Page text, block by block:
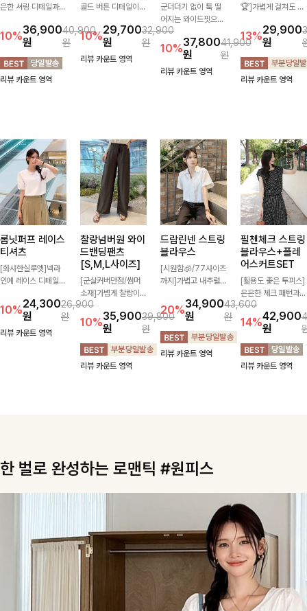
은한 셔링 디테일과
사랑스러운 무드를 완
성해주는 원피스🤍
허리 스모크 밴딩이
슬림한 실루엣을 연출
해주며, 자연스럽게
10%36,900
원
40,900
원
리뷰 카운트 영역
골드 버튼 디테일이
주는 니트입니다. 세
로 골지 짜임이 슬림
한 실루엣을 연출해
10%29,700
원
32,900
원
리뷰 카운트 영역
군더더기 없이 툭 떨
어지는 와이드핏으로
세련된 실루엣을 완성
해주는 슬랙스입니다.
깔끔한 디자인과 롱한
기장감으로 다리가 길
10%37,800
원
41,900
원
리뷰 카운트 영역
🏆]가볍게 걸쳐도 살
감, 여름에 딱 맞는 코
튼 셔츠❤️ 여유 있는
핏과 스트라이프 패
턴, 자연스러운 실루
엣으로 데일리 코디에
13%29,900
원
리뷰 카운트 영역
롬닛퍼프 레이스
티셔츠
[화사한실루엣]넥라
인에 레이스 디테일로
더했으며 풍성한 퍼프
소매로 군살을 숨겨주
는 동시에 러블리한
10%24,300
원
26,900
원
리뷰 카운트 영역
찰랑넘버원 와이
드밴딩팬츠
[S,M,L사이즈]
[군살커버만점/썸머
소재]가볍게 찰랑이는
원단과 여유로운 와이
드 핏으로 하루 종일
편안하게 착용하실 수
있는 팬츠입니다 🖤
✨ 허리 전체 밴딩과
스트링 디테일로 안정
10%35,900
원
39,800
원
리뷰 카운트 영역
드람린넨 스트링
블라우스
[시원함🧊/77사이즈
까지]가볍고 내추럴한
라우스로, 답답함 없
는 슬릿 카라 디자인
이 얼굴선을 더욱 시
원하게 연출해드립니
다 🤍🌿
20%34,900
원
43,600
원
리뷰 카운트 영역
필첸체크 스트링
블라우스+플레
어스커트SET
[활용도 좋은 투피스]
은은한 체크 패턴과
허리 스트링 디테일이
어우러진 투피스 세트
입니다. 여유로운 상
의와 풍성하게 퍼지는
롱스커트가 자연스러
운 체형 커버는 물론,
14%42,900
원
리뷰 카운트 영역
한 벌로 완성하는 로맨틱 #원피스